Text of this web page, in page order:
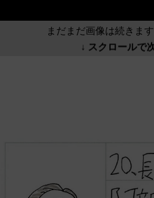
まだまだ画像は続きま
↓ スクロールで